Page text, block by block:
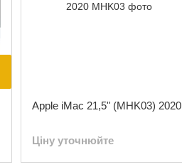
Apple iMac 21,5" (MHK03) 2020
Ціну уточнюйте